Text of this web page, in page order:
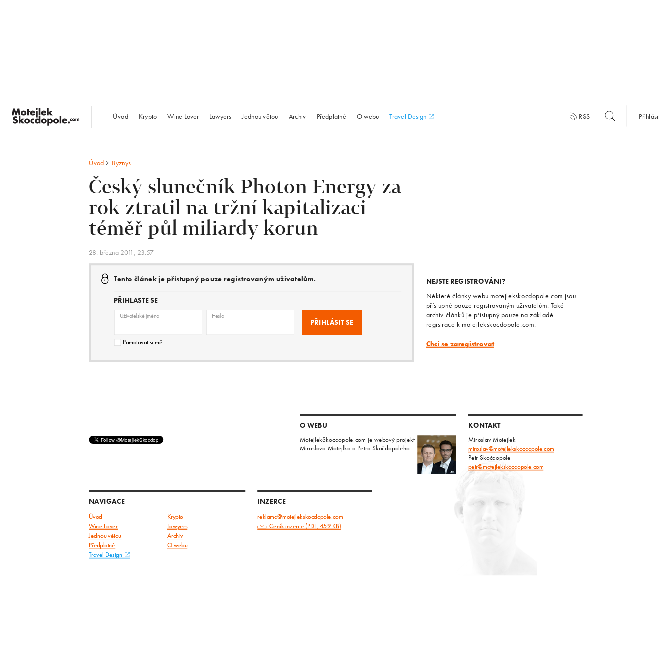
MotejlekSkocdopole.com
Úvod Krypto Wine Lover Lawyers Jednou větou Archiv Předplatné O webu Travel Design RSS Přihlásit
Úvod Byznys
Český slunečník Photon Energy za
rok ztratil na tržní kapitalizaci
téměř půl miliardy korun
28. března 2011, 23:57
Tento článek je přístupný pouze registrovaným uživatelům.
PŘIHLASTE SE
Uživatelské jméno Heslo
Pamatovat si mě
NEJSTE REGISTROVÁNI?
Některé články webu motejlekskocdopole.com jsou
přístupné pouze registrovaným uživatelům. Také
archív článků je přístupný pouze na základě
registrace k motejlekskocdopole.com.
Chci se zaregistrovat
O WEBU
MotejlekSkocdopole.com je webový projekt
Miroslava Motejlka a Petra Skočdopoleho
KONTAKT
Miroslav Motejlek
miroslav@motejlekskocdopole.com
Petr Skočdopole
petr@motejlekskocdopole.com
NAVIGACE
Úvod Krypto
Wine Lover
Lawyers
Jednou větou
Archiv
Předplatné O webu
Travel Design
INZERCE
reklama@motejlekskocdopole.com
Ceník inzerce (PDF, 459 KB)